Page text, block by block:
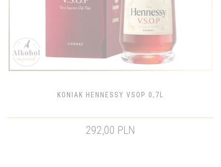
KONIAK HENNESSY VSOP 0,7L
292,00 PLN